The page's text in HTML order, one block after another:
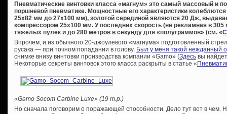
Пневматические винтовки класса «магнум» это самый массовый и
поршневой пневматике. Мощностные его характеристики
25х82 мм до 27х100 мм), золотой серединой являются 20 Дж,
компрессором 25х100 мм. У последних скорость (не рекламная в
тяжелых пулек и до 280 метров в секунду для «полуграммов» (см. «
Впрочем, и из обычного 20-джоулевого «магнума» подготовленный
русака — при точном попадании в голову. Был у меня такой нежданный
снимке внизу винтовки производства компании «Gamo» (Здесь вы
Некоторые секреты винтовок этого класса раскрыты в статье «
«Gamo Socom Carbine Luxe» (19 т.р.)
Но сначала поговорим о поражающей способности. Дело тут вот в чем.